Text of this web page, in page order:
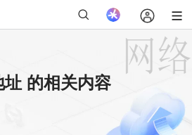
的相关内容